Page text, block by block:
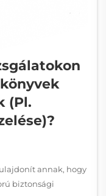
(pl.
annak, hogy
biztonsági